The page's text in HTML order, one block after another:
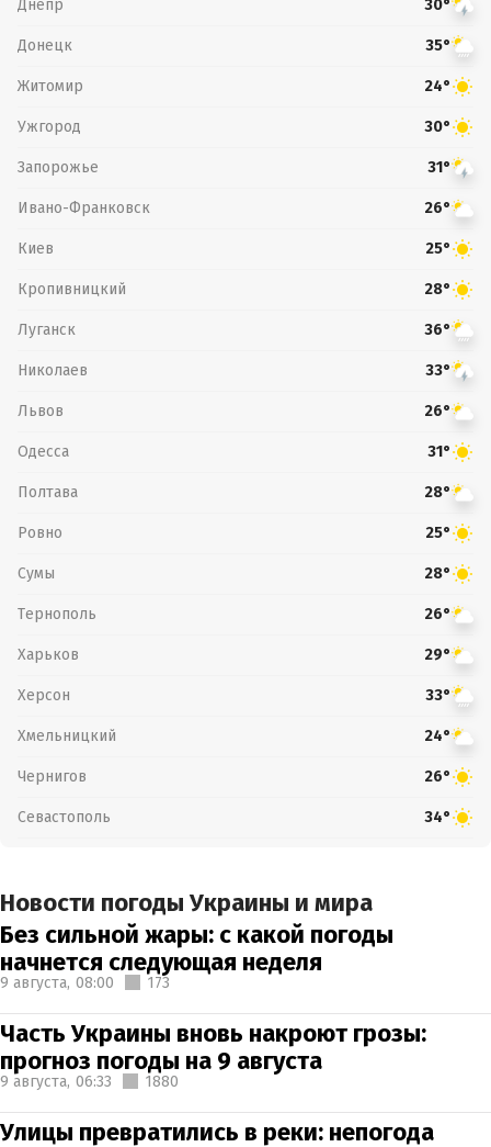
Днепр 30°
Донецк 35°
Житомир 24°
Ужгород 30°
Запорожье 31°
Ивано-Франковск 26°
Киев 25°
Кропивницкий 28°
Луганск 36°
Николаев 33°
Львов 26°
Одесса 31°
Полтава 28°
Ровно 25°
Сумы 28°
Тернополь 26°
Харьков 29°
Херсон 33°
Хмельницкий 24°
Чернигов 26°
Севастополь 34°
Новости погоды Украины и мира
Без сильной жары: с какой погоды
начнется следующая неделя
9 августа, 08:00 173
Часть Украины вновь накроют грозы:
прогноз погоды на 9 августа
9 августа, 06:33 1880
Улицы превратились в реки: непогода